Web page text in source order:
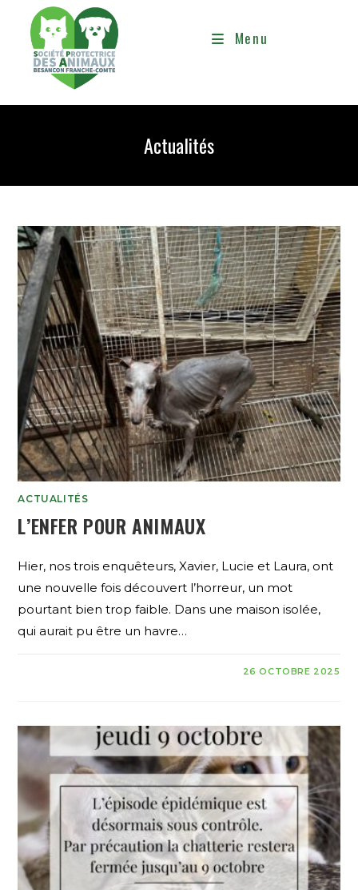
Menu
Actualités
ACTUALITÉS
L’ENFER POUR ANIMAUX
Hier, nos trois enquêteurs, Xavier, Lucie et Laura, ont
une nouvelle fois découvert l’horreur, un mot
pourtant bien trop faible. Dans une maison isolée,
qui aurait pu être un havre…
26 OCTOBRE 2025